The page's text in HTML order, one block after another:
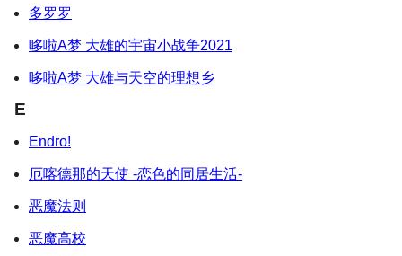
多罗罗
哆啦A梦 大雄的宇宙小战争2021
哆啦A梦 大雄与天空的理想乡
E
Endro!
厄喀德那的天使 -恋色的同居生活-
恶魔法则
恶魔高校